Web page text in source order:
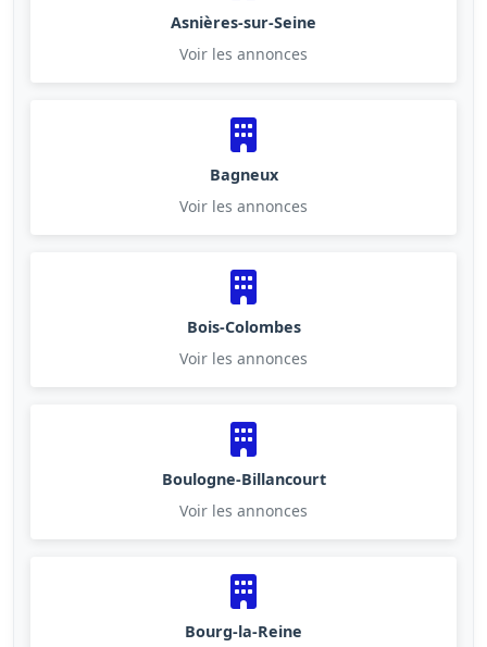
Asnières-sur-Seine
Voir les annonces
Bagneux
Voir les annonces
Bois-Colombes
Voir les annonces
Boulogne-Billancourt
Voir les annonces
Bourg-la-Reine